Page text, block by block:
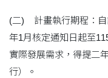
(二) 計畫執行期程：自
年1月核定通知日起至
實際發展需求，得提二
行）。